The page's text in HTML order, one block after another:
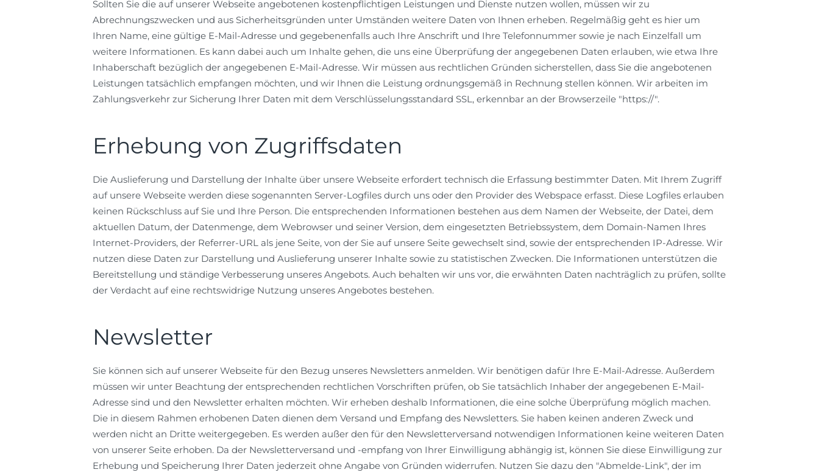
Sollten Sie die auf unserer Webseite angebotenen kostenpflichtigen Leistungen und Dienste nutzen wollen, müssen wir zu
Abrechnungszwecken und aus Sicherheitsgründen unter Umständen weitere Daten von Ihnen erheben. Regelmäßig geht es hier um
Ihren Name, eine gültige E-Mail-Adresse und gegebenenfalls auch Ihre Anschrift und Ihre Telefonnummer sowie je nach Einzelfall um
weitere Informationen. Es kann dabei auch um Inhalte gehen, die uns eine Überprüfung der angegebenen Daten erlauben, wie etwa Ihre
Inhaberschaft bezüglich der angegebenen E-Mail-Adresse. Wir müssen aus rechtlichen Gründen sicherstellen, dass Sie die angebotenen
Leistungen tatsächlich empfangen möchten, und wir Ihnen die Leistung ordnungsgemäß in Rechnung stellen können. Wir arbeiten im
Zahlungsverkehr zur Sicherung Ihrer Daten mit dem Verschlüsselungsstandard SSL, erkennbar an der Browserzeile "https://".
Erhebung von Zugriffsdaten
Die Auslieferung und Darstellung der Inhalte über unsere Webseite erfordert technisch die Erfassung bestimmter Daten. Mit Ihrem Zugriff
auf unsere Webseite werden diese sogenannten Server-Logfiles durch uns oder den Provider des Webspace erfasst. Diese Logfiles erlauben
keinen Rückschluss auf Sie und Ihre Person. Die entsprechenden Informationen bestehen aus dem Namen der Webseite, der Datei, dem
aktuellen Datum, der Datenmenge, dem Webrowser und seiner Version, dem eingesetzten Betriebssystem, dem Domain-Namen Ihres
Internet-Providers, der Referrer-URL als jene Seite, von der Sie auf unsere Seite gewechselt sind, sowie der entsprechenden IP-Adresse. Wir
nutzen diese Daten zur Darstellung und Auslieferung unserer Inhalte sowie zu statistischen Zwecken. Die Informationen unterstützen die
Bereitstellung und ständige Verbesserung unseres Angebots. Auch behalten wir uns vor, die erwähnten Daten nachträglich zu prüfen, sollte
der Verdacht auf eine rechtswidrige Nutzung unseres Angebotes bestehen.
Newsletter
Sie können sich auf unserer Webseite für den Bezug unseres Newsletters anmelden. Wir benötigen dafür Ihre E-Mail-Adresse. Außerdem
müssen wir unter Beachtung der entsprechenden rechtlichen Vorschriften prüfen, ob Sie tatsächlich Inhaber der angegebenen E-Mail-
Adresse sind und den Newsletter erhalten möchten. Wir erheben deshalb Informationen, die eine solche Überprüfung möglich machen.
Die in diesem Rahmen erhobenen Daten dienen dem Versand und Empfang des Newsletters. Sie haben keinen anderen Zweck und
werden nicht an Dritte weitergegeben. Es werden außer den für den Newsletterversand notwendigen Informationen keine weiteren Daten
von unserer Seite erhoben. Da der Newsletterversand und -empfang von Ihrer Einwilligung abhängig ist, können Sie diese Einwilligung zur
Erhebung und Speicherung Ihrer Daten jederzeit ohne Angabe von Gründen widerrufen. Nutzen Sie dazu den "Abmelde-Link", der im